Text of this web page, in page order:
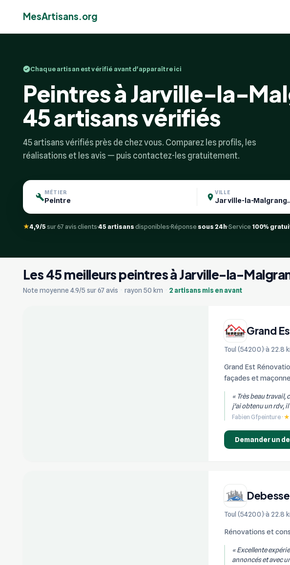
MesArtisans.org
Chaque artisan est vérifié avant d'apparaître ici
Peintres à Jarville-la-
45 artisans vérifiés
45 artisans vérifiés près de chez vous. Comparez les profils, les
réalisations et les avis — puis contactez-les gratuitement.
MÉTIER VILLE
★4,9/5sur 67 avis clients 45 artisansdisponibles Réponse sous 24h Service 100%
Les 45 meilleurs peintres à Jarville-la-
Note moyenne 4.9/5 sur 67 avis · rayon 50 km · 2 artisans mis en avant
Grand
Toul (54200) à 22.8
Grand Est
façades et
« Très beau
j'ai obtenu un rdv, il
Fabien Gfpeinture ·
Demander un
Toul (54200) à 22.8
Rénovations et
« Excellente
annoncés et avec